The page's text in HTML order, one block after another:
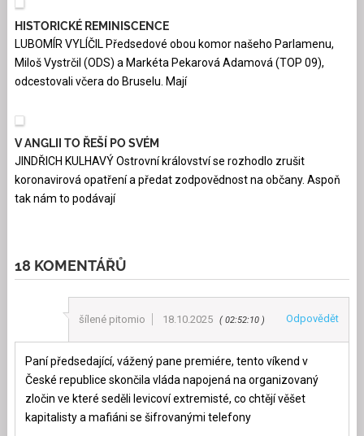
HISTORICKÉ REMINISCENCE
LUBOMÍR VYLÍČIL Předsedové obou komor našeho Parlamenu,
Miloš Vystrčil (ODS) a Markéta Pekarová Adamová (TOP 09),
odcestovali včera do Bruselu. Mají
V ANGLII TO ŘEŠÍ PO SVÉM
JINDŘICH KULHAVÝ Ostrovní království se rozhodlo zrušit
koronavirová opatření a předat zodpovědnost na občany. Aspoň
tak nám to podávají
18 KOMENTÁŘŮ
šílené pitomio 18.10.2025 02:52:10 Odpovědět
Paní předsedající, vážený pane premiére, tento víkend v
České republice skončila vláda napojená na organizovaný
zločin ve které seděli levicoví extremisté, co chtějí věšet
kapitalisty a mafiáni se šifrovanými telefony